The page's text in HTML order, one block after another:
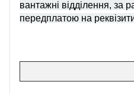
вантажні відділення, за
передплатою на